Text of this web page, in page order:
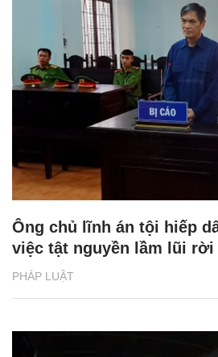
PHÁP LUẬT
Ông chủ lĩnh án tội hiếp
việc tật nguyền lầm lũi rời